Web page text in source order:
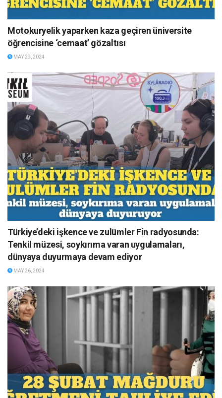
Motokuryelik yaparken kaza geçiren üniversite
öğrencisine ‘cemaat’ gözaltısı
MAY 29, 2024
Türkiye’deki işkence ve zulümler Fin radyosunda:
Tenkil müzesi, soykırıma varan uygulamaları,
dünyaya duyurmaya devam ediyor
MAY 26, 2024